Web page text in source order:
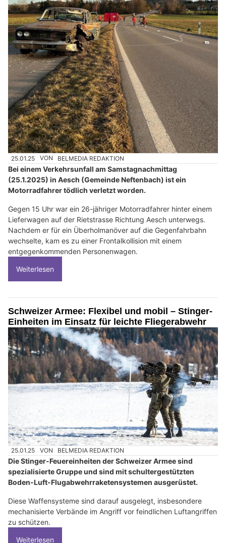
25.01.25 VON BELMEDIA REDAKTION
Bei einem Verkehrsunfall am Samstagnachmittag
(25.1.2025) in Aesch (Gemeinde Neftenbach) ist ein
Motorradfahrer tödlich verletzt worden.
Gegen 15 Uhr war ein 26-jähriger Motorradfahrer hinter einem
Lieferwagen auf der Rietstrasse Richtung Aesch unterwegs.
Nachdem er für ein Überholmanöver auf die Gegenfahrbahn
wechselte, kam es zu einer Frontalkollision mit einem
entgegenkommenden Personenwagen.
Weiterlesen
Schweizer Armee: Flexibel und mobil – Stinger-
Einheiten im Einsatz für leichte Fliegerabwehr
25.01.25 VON BELMEDIA REDAKTION
Die Stinger-Feuereinheiten der Schweizer Armee sind
spezialisierte Gruppe und sind mit schultergestützten
Boden-Luft-Flugabwehrraketensystemen ausgerüstet.
Diese Waffensysteme sind darauf ausgelegt, insbesondere
mechanisierte Verbände im Angriff vor feindlichen Luftangriffen
zu schützen.
Weiterlesen